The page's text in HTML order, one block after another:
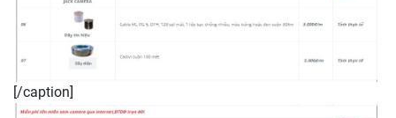
[/caption]